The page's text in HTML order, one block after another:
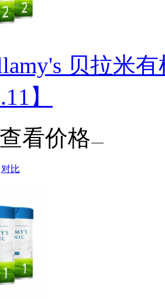
贝拉米
】
看价格
对比